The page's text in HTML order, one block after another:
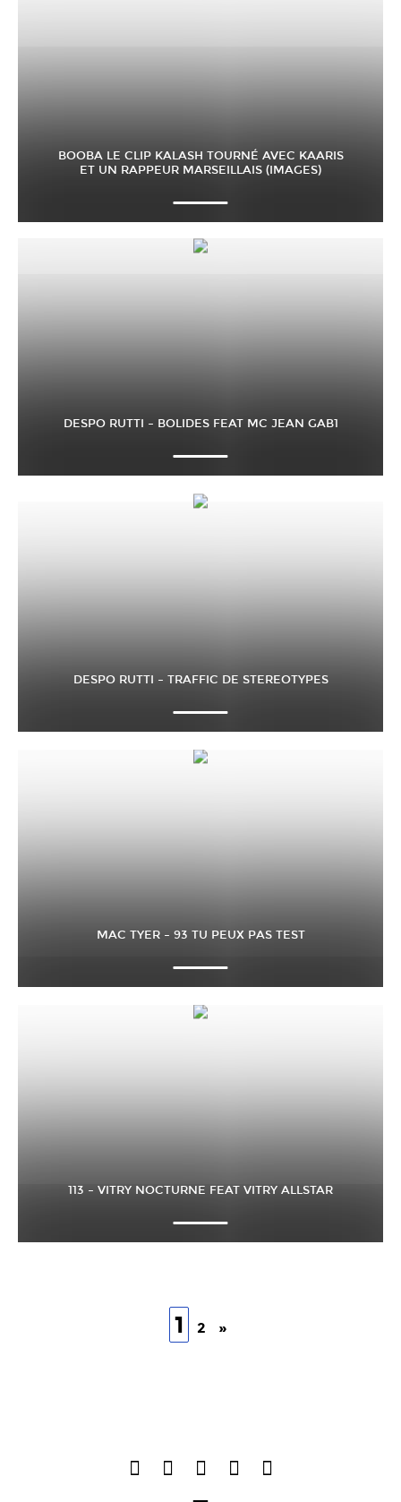
BOOBA LE CLIP KALASH TOURNÉ AVEC KAARIS
ET UN RAPPEUR MARSEILLAIS (IMAGES)
DESPO RUTTI – BOLIDES FEAT MC JEAN GAB1
DESPO RUTTI – TRAFFIC DE STEREOTYPES
MAC TYER – 93 TU PEUX PAS TEST
113 – VITRY NOCTURNE FEAT VITRY ALLSTAR
1 2 »